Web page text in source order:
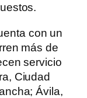
con un
más de
servicio
Ciudad
Ávila,